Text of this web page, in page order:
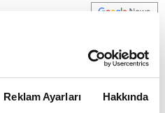
Reklam Ayarları Hakkında